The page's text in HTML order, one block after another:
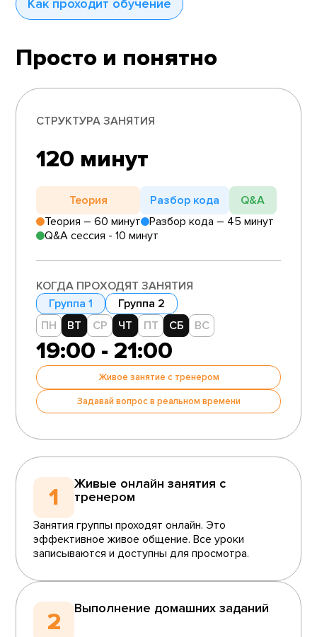
Как проходит обучение
Просто и понятно
СТРУКТУРА ЗАНЯТИЯ
120 минут
Теория Разбор кода
Q&A
Теория – 60 минут Разбор кода – 45 минут
Q&A сессия - 10 минут
КОГДА ПРОХОДЯТ ЗАНЯТИЯ
Группа 1
Группа 2
ПН
ВТ СР ЧТ ПТ СБ ВС
19:00 - 21:00
Живое занятие с тренером
Задавай вопрос в реальном времени
1
Живые онлайн занятия с
тренером
Занятия группы проходят онлайн. Это
эффективное живое общение. Все уроки
записываются и доступны для просмотра.
2 Выполнение домашних заданий